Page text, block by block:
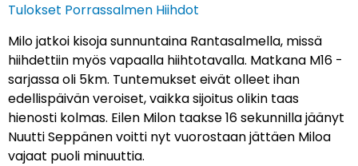
Tulokset Porrassalmen Hiihdot
Milo jatkoi kisoja sunnuntaina Rantasalmella, missä
hiihdettiin myös vapaalla hiihtotavalla. Matkana M16 -
sarjassa oli 5km. Tuntemukset eivät olleet ihan
edellispäivän veroiset, vaikka sijoitus olikin taas
hienosti kolmas. Eilen Milon taakse 16 sekunnilla jäänyt
Nuutti Seppänen voitti nyt vuorostaan jättäen Miloa
vajaat puoli minuuttia.